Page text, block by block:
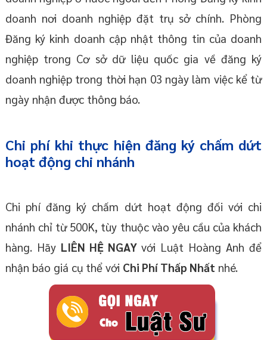
doanh nơi doanh nghiệp đặt trụ sở chính. Phòng
Đăng ký kinh doanh cập nhật thông tin của doanh
nghiệp trong Cơ sở dữ liệu quốc gia về đăng ký
doanh nghiệp trong thời hạn 03 ngày làm việc kể từ
ngày nhận được thông báo.
Chi phí khi thực hiện đăng ký chấm dứt
hoạt động chi nhánh
Chi phí đăng ký chấm dứt hoạt động đối với chi
nhánh chỉ từ 500K, tùy thuộc vào yêu cầu của khách
hàng. Hãy LIÊN HỆ NGAYvới Luật Hoàng Anh để
nhận báo giá cụ thể với Chi Phí Thấp Nhất nhé.